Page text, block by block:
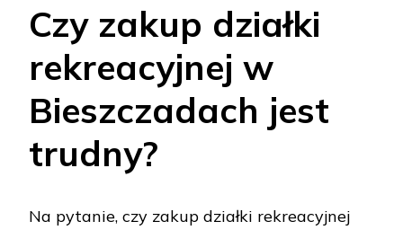
Czy zakup działki
rekreacyjnej w
Bieszczadach jest
trudny?
Na pytanie, czy zakup działki rekreacyjnej